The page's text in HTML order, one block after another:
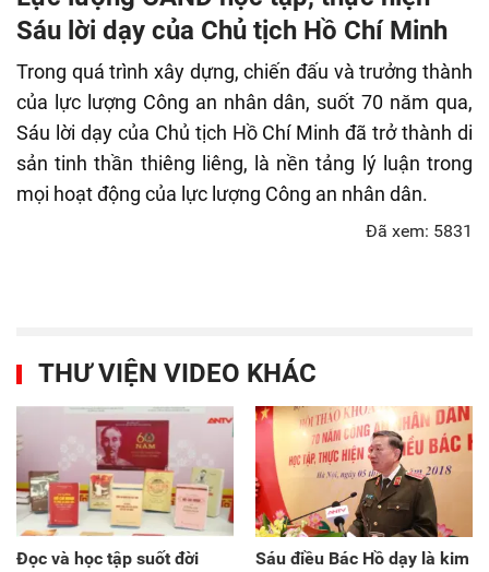
Sáu lời dạy của Chủ tịch Hồ Chí Minh
Trong quá trình xây dựng, chiến đấu và trưởng thành
của lực lượng Công an nhân dân, suốt 70 năm qua,
Sáu lời dạy của Chủ tịch Hồ Chí Minh đã trở thành di
sản tinh thần thiêng liêng, là nền tảng lý luận trong
mọi hoạt động của lực lượng Công an nhân dân.
Đã xem: 5831
THƯ VIỆN VIDEO KHÁC
Đọc và học tập suốt đời
Sáu điều Bác Hồ dạy là kim